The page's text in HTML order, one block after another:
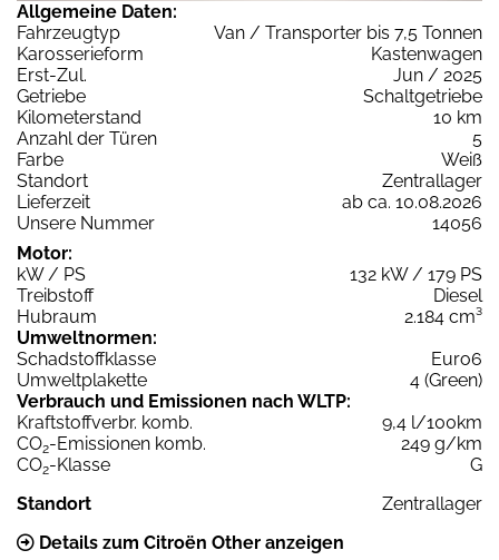
Allgemeine Daten:
Fahrzeugtyp
Van / Transporter bis 7,5 Tonnen
Karosserieform
Kastenwagen
Erst-Zul.
Jun / 2025
Getriebe
Schaltgetriebe
Kilometerstand
10 km
Anzahl der Türen
5
Farbe
Weiß
Standort
Zentrallager
Lieferzeit
ab ca. 10.08.2026
Unsere Nummer
14056
Motor:
kW / PS
132 kW / 179 PS
Treibstoff
Diesel
Hubraum
2.184 cm³
Umweltnormen:
Schadstoffklasse
Euro6
Umweltplakette
4 (Green)
Verbrauch und Emissionen nach WLTP:
Kraftstoffverbr. komb.
9,4 l/100km
CO2-Emissionen komb.
249 g/km
CO2-Klasse
G
Standort
Zentrallager
Details zum Citroën Other anzeigen